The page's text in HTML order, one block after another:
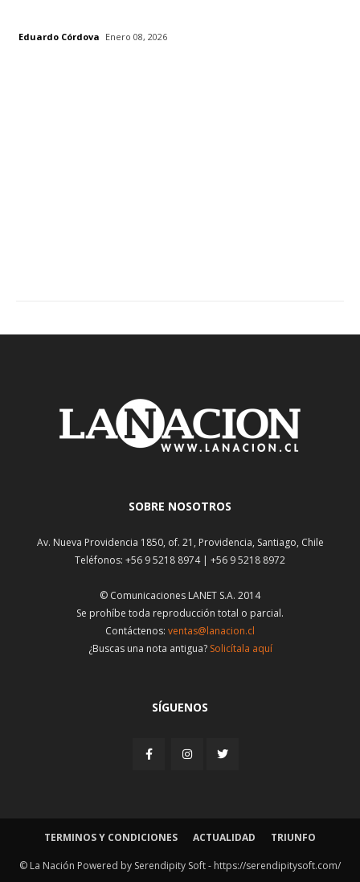
Eduardo Córdova Enero 08, 2026
SOBRE NOSOTROS
Av. Nueva Providencia 1850, of. 21, Providencia, Santiago, Chile
Teléfonos: +56 9 5218 8974 | +56 9 5218 8972
© Comunicaciones LANET S.A. 2014
Se prohíbe toda reproducción total o parcial.
Contáctenos: ventas@lanacion.cl
¿Buscas una nota antigua? Solicítala aquí
SÍGUENOS
TERMINOS Y CONDICIONES ACTUALIDAD TRIUNFO
© La Nación Powered by Serendipity Soft - https://serendipitysoft.com/